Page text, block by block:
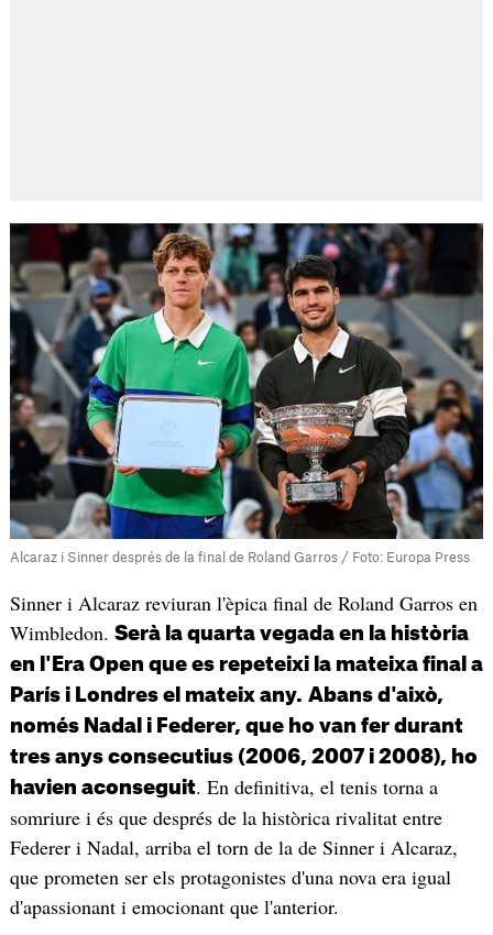
Alcaraz i Sinner després de la final de Roland Garros / Foto: Europa Press
Sinner i Alcaraz reviuran l'èpica final de Roland Garros en
Wimbledon. Serà la quarta vegada en la història
en l'Era Open que es repeteixi la mateixa final a
París i Londres el mateix any. Abans d'això,
només Nadal i Federer, que ho van fer durant
tres anys consecutius (2006, 2007 i 2008), ho
havien aconseguit. En definitiva, el tenis torna a
somriure i és que després de la històrica rivalitat entre
Federer i Nadal, arriba el torn de la de Sinner i Alcaraz,
que prometen ser els protagonistes d'una nova era igual
d'apassionant i emocionant que l'anterior.